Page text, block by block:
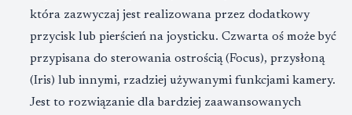
która zazwyczaj jest realizowana przez dodatkowy
przycisk lub pierścień na joysticku. Czwarta oś może być
przypisana do sterowania ostrością (Focus), przysłoną
(Iris) lub innymi, rzadziej używanymi funkcjami kamery.
Jest to rozwiązanie dla bardziej zaawansowanych